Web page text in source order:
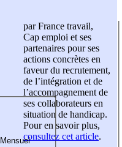
par France travail,
Cap emploi et ses
partenaires pour ses
actions concrètes en
faveur du recrutement,
de l’intégration et de
l’accompagnement de
ses collaborateurs en
situation de handicap.
Pour en savoir plus,
consultez cet article.